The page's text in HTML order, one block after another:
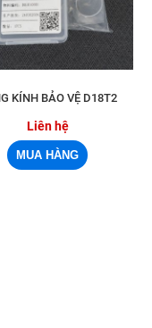
KÍNH BẢO VỆ D18T2
Liên hệ